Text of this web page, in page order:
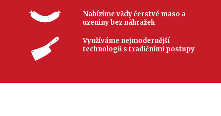
Nabízíme vždy čerstvé maso a
uzeniny bez náhražek
Využíváme nejmodernější
technologii s tradičními postupy